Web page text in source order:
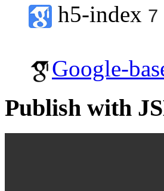
h5-index 7
Google-
Publish with